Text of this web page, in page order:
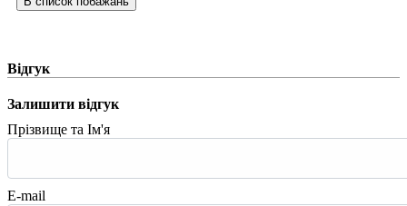
Відгук
Залишити відгук
Прізвище та Ім'я
E-mail